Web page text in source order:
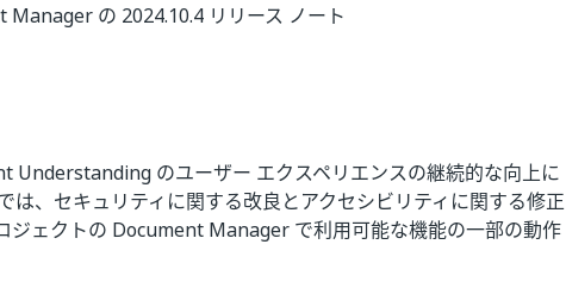
の 2024.10.4 リリース ノート
Understanding のユーザー エクスペリエンスの継続的な向上に
は、セキュリティに関する改良とアクセシビリティに関する修正
ジェクトの Document Manager で利用可能な機能の一部の動作